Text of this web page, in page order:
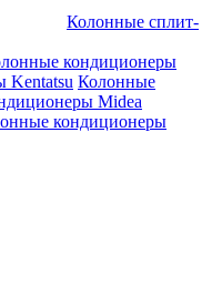
Колонные сплит-
кондиционеры
Kentatsu Колонные
Midea
кондиционеры